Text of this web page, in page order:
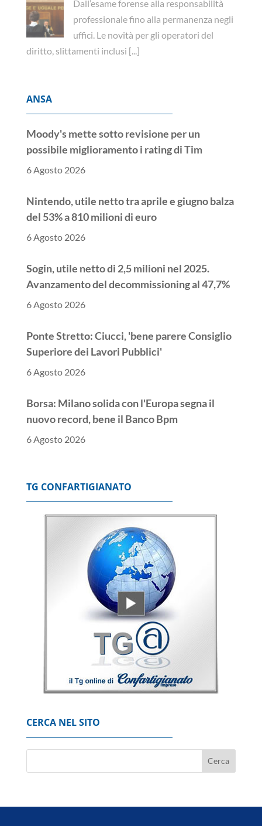
Dall’esame forense alla responsabilità
professionale fino alla permanenza negli
uffici. Le novità per gli operatori del
diritto, slittamenti inclusi [...]
ANSA
Moody's mette sotto revisione per un
possibile miglioramento i rating di Tim
6 Agosto 2026
Nintendo, utile netto tra aprile e giugno balza
del 53% a 810 milioni di euro
6 Agosto 2026
Sogin, utile netto di 2,5 milioni nel 2025.
Avanzamento del decommissioning al 47,7%
6 Agosto 2026
Ponte Stretto: Ciucci, 'bene parere Consiglio
Superiore dei Lavori Pubblici'
6 Agosto 2026
Borsa: Milano solida con l'Europa segna il
nuovo record, bene il Banco Bpm
6 Agosto 2026
l'intelligenza artificiale'
Semestre record per Mediobanca, l'utile
cresce a 711,2 milioni
Il gas in forte rialzo (+6%) a 55 euro al
Megawattora
Borsa: l'Europa conclude in tenuta, fiacca
Londra
Il petrolio chiude in rialzo a New York a 77,39
6 Agosto 2026
TG CONFARTIGIANATO
CERCA NEL SITO